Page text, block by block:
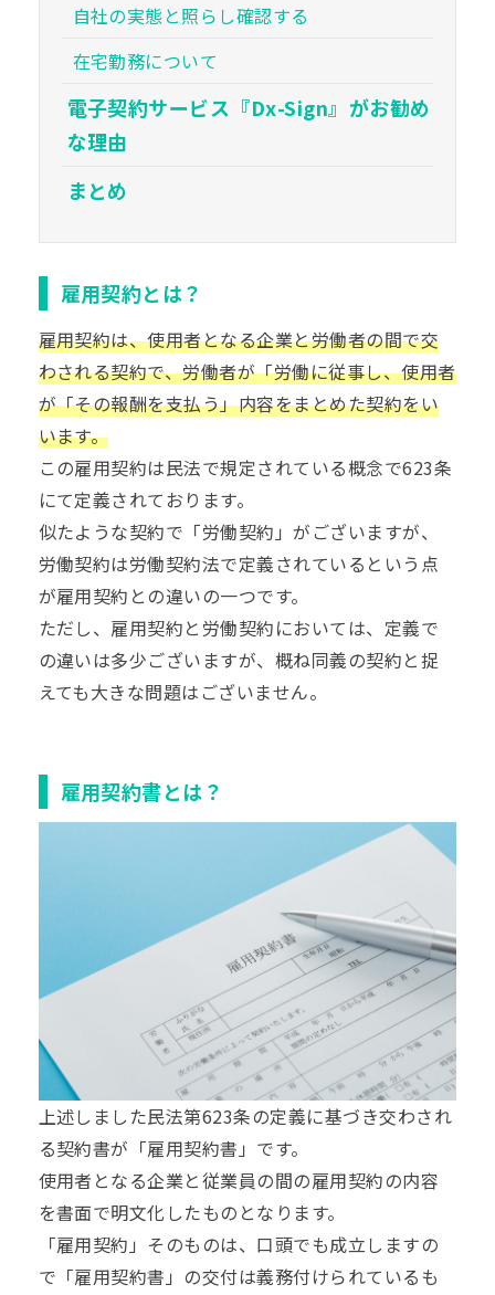
自社の実態と照らし確認する
在宅勤務について
電子契約サービス『Dx-Sign』がお勧め
な理由
まとめ
雇用契約とは？
雇用契約は、使用者となる企業と労働者の間で交
わされる契約で、労働者が「労働に従事し、使用者
が「その報酬を支払う」内容をまとめた契約をい
います。
この雇用契約は民法で規定されている概念で623条
にて定義されております。
似たような契約で「労働契約」がございますが、
労働契約は労働契約法で定義されているという点
が雇用契約との違いの一つです。
ただし、雇用契約と労働契約においては、定義で
の違いは多少ございますが、概ね同義の契約と捉
えても大きな問題はございません。
雇用契約書とは？
上述しました民法第623条の定義に基づき交わされ
る契約書が「雇用契約書」です。
使用者となる企業と従業員の間の雇用契約の内容
を書面で明文化したものとなります。
「雇用契約」そのものは、口頭でも成立しますの
で「雇用契約書」の交付は義務付けられているも